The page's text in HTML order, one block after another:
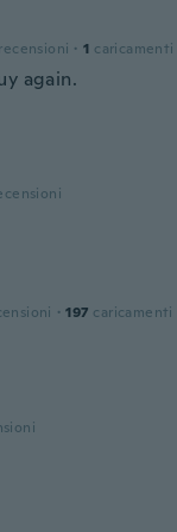
recensioni · 1 caricamenti
again.
· 197 caricamenti